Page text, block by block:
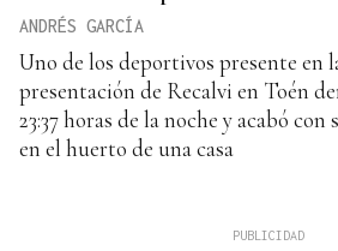
ANDRÉS GARCÍA
Uno de los deportivos presente en
presentación de Recalvi en Toén
23:37 horas de la noche y acabó
en el huerto de una casa